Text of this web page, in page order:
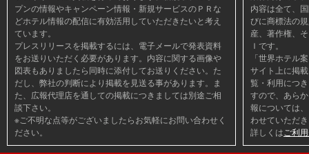
プンの情報やキャンペーン情報・新規サービスのＰＲな
どホテル情報の配信に有効活用していただきたいと考え
ています。
プレスリリースを掲載するには、電子メールで発表資料
をお送りいただく必要があります。内容に関する画像や
図表もありましたら同時に添付してお送りください。た
だし、弊社の判断により掲載を見送る事があります。ま
た、広報代理店を通しての掲載につきましては別途ご相
談下さい。
※ご不明な点等がございましたらお気軽にお問い合わせく
ださい。
内容は全て、
びに商標法の
産、著作権、
Ｉです。
「世界ホテル
サイト上に掲
覧・利用につ
すので、あら
報については
わせていただ
詳しくはご利